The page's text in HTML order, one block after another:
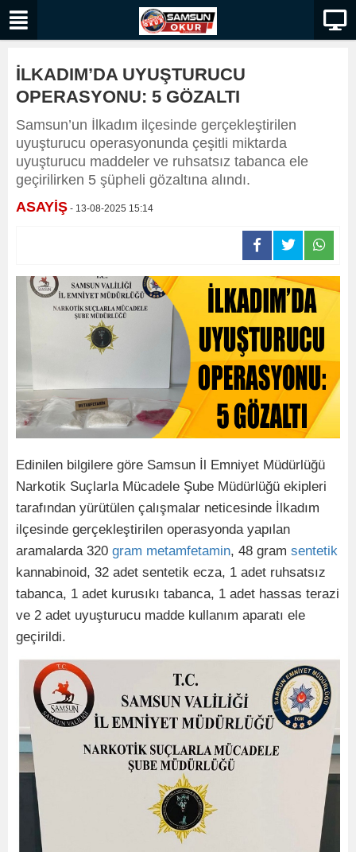
İLKADIM’DA UYUŞTURUCU
OPERASYONU: 5 GÖZALTI
Samsun’un İlkadım ilçesinde gerçekleştirilen
uyuşturucu operasyonunda çeşitli miktarda
uyuşturucu maddeler ve ruhsatsız tabanca ele
geçirilirken 5 şüpheli gözaltına alındı.
ASAYİŞ - 13-08-2025 15:14
Edinilen bilgilere göre Samsun İl Emniyet Müdürlüğü
Narkotik Suçlarla Mücadele Şube Müdürlüğü ekipleri
tarafından yürütülen çalışmalar neticesinde İlkadım
ilçesinde gerçekleştirilen operasyonda yapılan
aramalarda 320 gram metamfetamin, 48 gram sentetik
kannabinoid, 32 adet sentetik ecza, 1 adet ruhsatsız
tabanca, 1 adet kurusıkı tabanca, 1 adet hassas terazi
ve 2 adet uyuşturucu madde kullanım aparatı ele
geçirildi.